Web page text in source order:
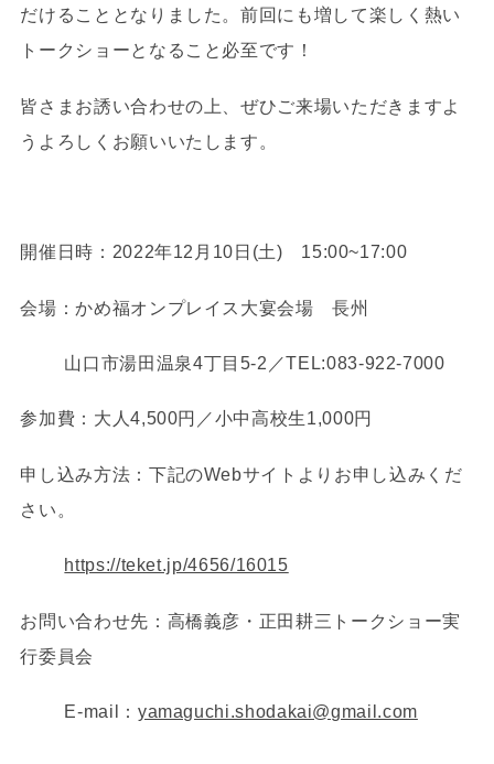
だけることとなりました。前回にも増して楽しく熱い
トークショーとなること必至です！
皆さまお誘い合わせの上、ぜひご来場いただきますよ
うよろしくお願いいたします。
開催日時：2022年12月10日(土) 15:00~17:00
会場：かめ福オンプレイス大宴会場 長州
山口市湯田温泉4丁目5-2／TEL:083-922-7000
参加費：大人4,500円／小中高校生1,000円
申し込み方法：下記のWebサイトよりお申し込みくだ
さい。
https://teket.jp/4656/16015
お問い合わせ先：高橋義彦・正田耕三トークショー実
行委員会
E-mail： yamaguchi.shodakai@gmail.com